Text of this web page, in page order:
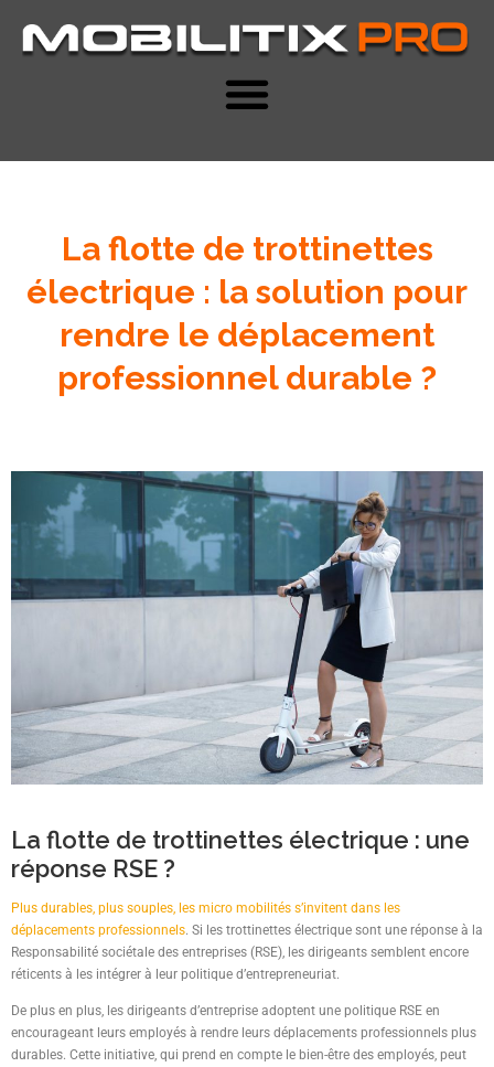
La flotte de trottinettes
électrique : la solution pour
rendre le déplacement
professionnel durable ?
La flotte de trottinettes électrique : une
réponse RSE ?
Plus durables, plus souples, les micro mobilités s’invitent dans les
déplacements professionnels. Si les trottinettes électrique sont une réponse à la
Responsabilité sociétale des entreprises (RSE), les dirigeants semblent encore
réticents à les intégrer à leur politique d’entrepreneuriat.
De plus en plus, les dirigeants d’entreprise adoptent une politique RSE en
encourageant leurs employés à rendre leurs déplacements professionnels plus
durables. Cette initiative, qui prend en compte le bien-être des employés, peut